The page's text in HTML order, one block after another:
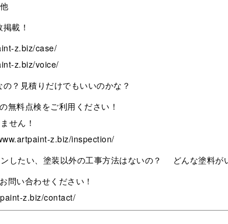
載！
z.biz/case/
z.biz/voice/
？見積りだけでもいいのかな？
無料点検をご利用ください！
せん！
z.biz/inspection/
したい、塗装以外の工事方法はないの？ どんな塗料
い合わせください！
z.biz/contact/